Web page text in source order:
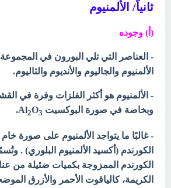
ثانياً/ الألمنيوم
(أ) وجوده
الألمنيوم والجاليوم والأنديوم والثاليوم.
- الألمنيوم هو أكثر الفلزات وفرة في
وبخاصة في صورة البوكسيت Al
2O3
.
- غالبًا ما يتواجد الألمنيوم على صورة
الكورندم (أكسيد الألمنيوم البلوري) .
الكورندم الممزوجة بكميات ضئيلة من
الكريمة، كالياقوت الأحمر والأزرق